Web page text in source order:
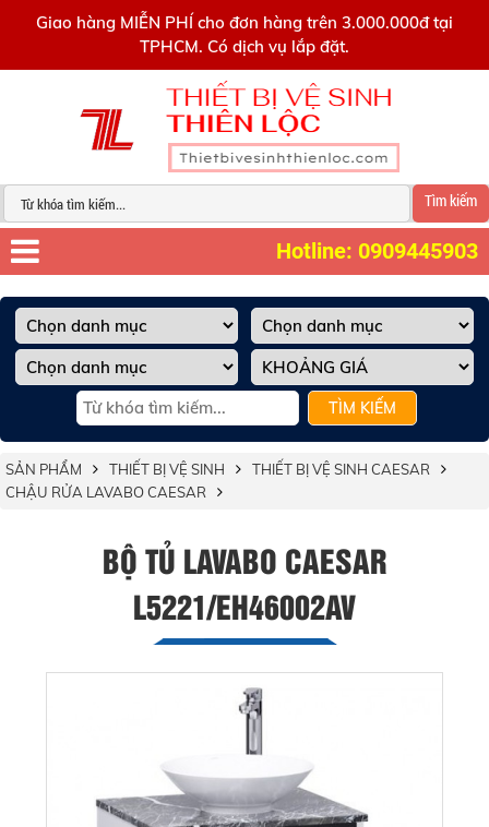
Giao hàng MIỄN PHÍ cho đơn hàng trên 3.000.000đ tại
TPHCM. Có dịch vụ lắp đặt.
Tìm kiếm
Hotline: 0909445903
TÌM KIẾM
SẢN PHẨM THIẾT BỊ VỆ SINH
THIẾT BỊ VỆ SINH CAESAR
CHẬU RỬA LAVABO CAESAR
BỘ TỦ LAVABO CAESAR
L5221/EH46002AV
0909445903